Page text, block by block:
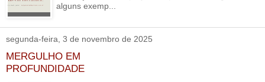
alguns exemp...
segunda-feira, 3 de novembro de 2025
MERGULHO EM
PROFUNDIDADE